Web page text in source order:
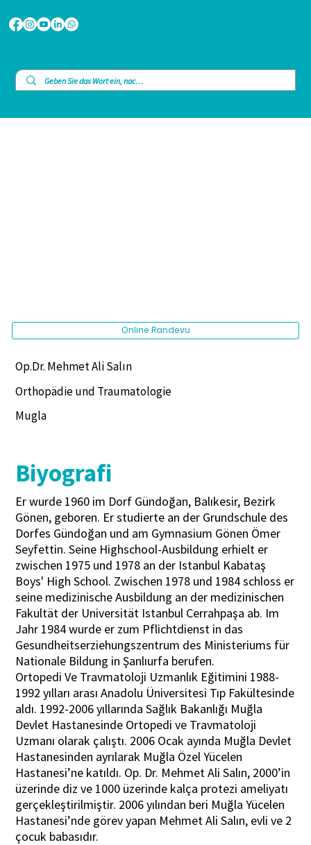
Op.Dr. Mehmet Ali Salın
Orthopädie und Traumatologie
Mugla
Biyografi
Er wurde 1960 im Dorf Gündoğan, Balıkesir, Bezirk
Gönen, geboren. Er studierte an der Grundschule des
Dorfes Gündoğan und am Gymnasium Gönen Ömer
Seyfettin. Seine Highschool-Ausbildung erhielt er
zwischen 1975 und 1978 an der Istanbul Kabataş
Boys' High School. Zwischen 1978 und 1984 schloss er
seine medizinische Ausbildung an der medizinischen
Fakultät der Universität Istanbul Cerrahpaşa ab. Im
Jahr 1984 wurde er zum Pflichtdienst in das
Gesundheitserziehungszentrum des Ministeriums für
Nationale Bildung in Şanlıurfa berufen.
Ortopedi Ve Travmatoloji Uzmanlık Eğitimini 1988-
1992 yılları arası Anadolu Üniversitesi Tıp Fakültesinde
aldı. 1992-2006 yıllarında Sağlık Bakanlığı Muğla
Devlet Hastanesinde Ortopedi ve Travmatoloji
Uzmanı olarak çalıştı. 2006 Ocak ayında Muğla Devlet
Hastanesinden ayrılarak Muğla Özel Yücelen
Hastanesi’ne katıldı. Op. Dr. Mehmet Ali Salın, 2000’in
üzerinde diz ve 1000 üzerinde kalça protezi ameliyatı
gerçekleştirilmiştir. 2006 yılından beri Muğla Yücelen
Hastanesi’nde görev yapan Mehmet Ali Salın, evli ve 2
çocuk babasıdır.
Online Randevu